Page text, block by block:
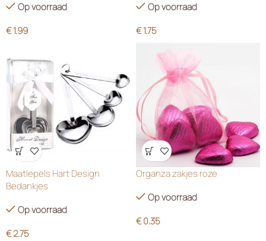
Op voorraad
€1.99
Op voorraad
€1.75
Wensenlijst
Maatlepels Hart Design
Bedankjes
Op voorraad
€2.75
Wensenlijst
Organza zakjes roze
Op voorraad
€0.35